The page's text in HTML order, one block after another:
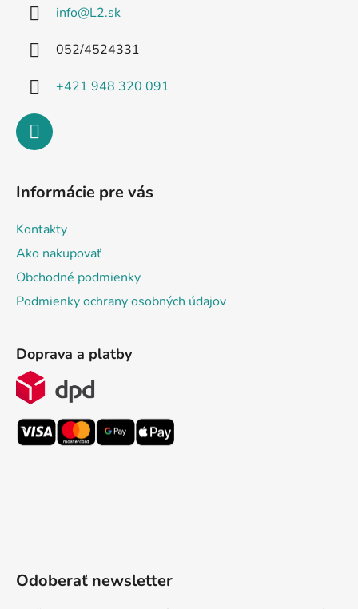
info@L2.sk
052/4524331
+421 948 320 091
Informácie pre vás
Kontakty
Ako nakupovať
Obchodné podmienky
Podmienky ochrany osobných údajov
Doprava a platby
Odoberať newsletter